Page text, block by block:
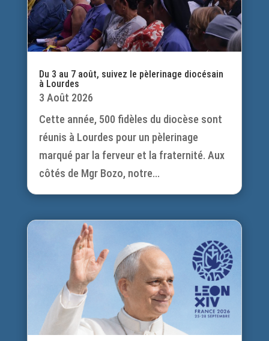
Du 3 au 7 août, suivez le pèlerinage diocésain
à Lourdes
3 Août 2026
Cette année, 500 fidèles du diocèse sont
réunis à Lourdes pour un pèlerinage
marqué par la ferveur et la fraternité. Aux
côtés de Mgr Bozo, notre...